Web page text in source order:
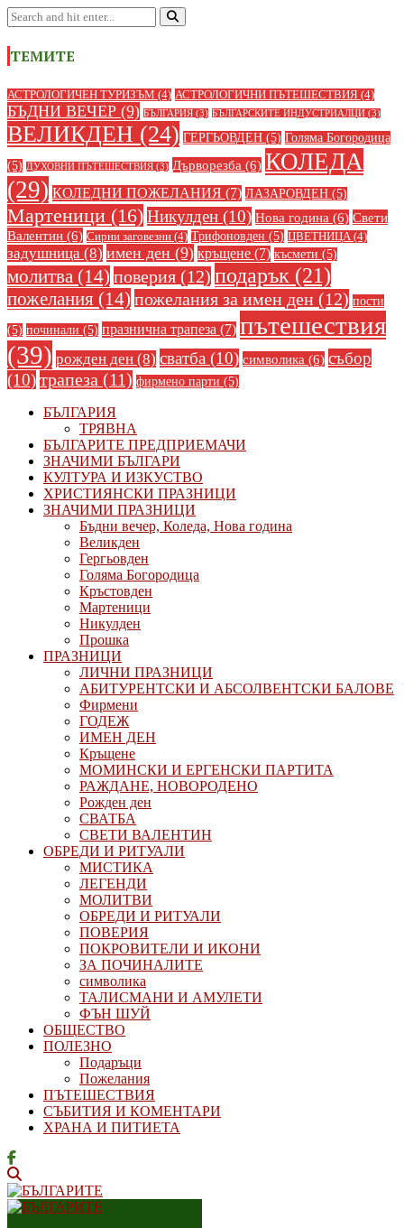
ТЕМИТЕ
АСТРОЛОГИЧЕН ТУРИЗЪМ (4) АСТРОЛОГИЧНИ ПЪТЕШЕСТВИЯ (4)
БЪДНИ ВЕЧЕР (9) БЪЛГАРИЯ (3) БЪЛГАРСКИТЕ ИНДУСТРИАЛЦИ (3)
ВЕЛИКДЕН (24) ГЕРГЬОВДЕН (5) Голяма Богородица
(5) ДУХОВНИ ПЪТЕШЕСТВИЯ (3) Дърворезба (6) КОЛЕДА
(29) КОЛЕДНИ ПОЖЕЛАНИЯ (7) ЛАЗАРОВДЕН (5)
Мартеници (16)Никулден (10) Нова година (6) Свети
Валентин (6) Сирни заговезни (4) Трифоновден (5) ЦВЕТНИЦА (4)
задушница (8) имен ден (9) кръщене (7) късмети (5)
молитва (14) поверия (12) подарък (21)
пожелания (14) пожелания за имен ден (12) пости
(5) починали (5) празнична трапеза (7) пътешествия
(39) рожден ден (8) сватба (10) символика (6) събор
(10)трапеза (11) фирмено парти (5)
БЪЛГАРИЯ
ТРЯВНА
БЪЛГАРИТЕ ПРЕДПРИЕМАЧИ
ЗНАЧИМИ БЪЛГАРИ
КУЛТУРА И ИЗКУСТВО
ХРИСТИЯНСКИ ПРАЗНИЦИ
ЗНАЧИМИ ПРАЗНИЦИ
Бъдни вечер, Коледа, Нова година
Великден
Гергьовден
Голяма Богородица
Кръстовден
Мартеници
Никулден
Прошка
ПРАЗНИЦИ
ЛИЧНИ ПРАЗНИЦИ
АБИТУРЕНТСКИ И АБСОЛВЕНТСКИ БАЛОВЕ
Фирмени
ГОДЕЖ
ИМЕН ДЕН
Кръщене
МОМИНСКИ И ЕРГЕНСКИ ПАРТИТА
РАЖДАНЕ, НОВОРОДЕНО
Рожден ден
СВАТБА
СВЕТИ ВАЛЕНТИН
ОБРЕДИ И РИТУАЛИ
МИСТИКА
ЛЕГЕНДИ
МОЛИТВИ
ОБРЕДИ И РИТУАЛИ
ПОВЕРИЯ
ПОКРОВИТЕЛИ И ИКОНИ
ЗА ПОЧИНАЛИТЕ
символика
ТАЛИСМАНИ И АМУЛЕТИ
ФЪН ШУЙ
ОБЩЕСТВО
ПОЛЕЗНО
Подаръци
Пожелания
ПЪТЕШЕСТВИЯ
СЪБИТИЯ И КОМЕНТАРИ
ХРАНА И ПИТИЕТА